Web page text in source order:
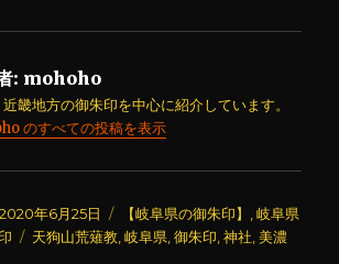
: mohoho
畿地方の御朱印を中心に紹介しています。
のすべての投稿を表示
投
稿
2020年6月25日
カ
テ
【岐阜県の御朱印】 ,岐阜県
タ
天狗山荒薙教 ,岐阜県 ,御朱印 ,神社 ,美濃